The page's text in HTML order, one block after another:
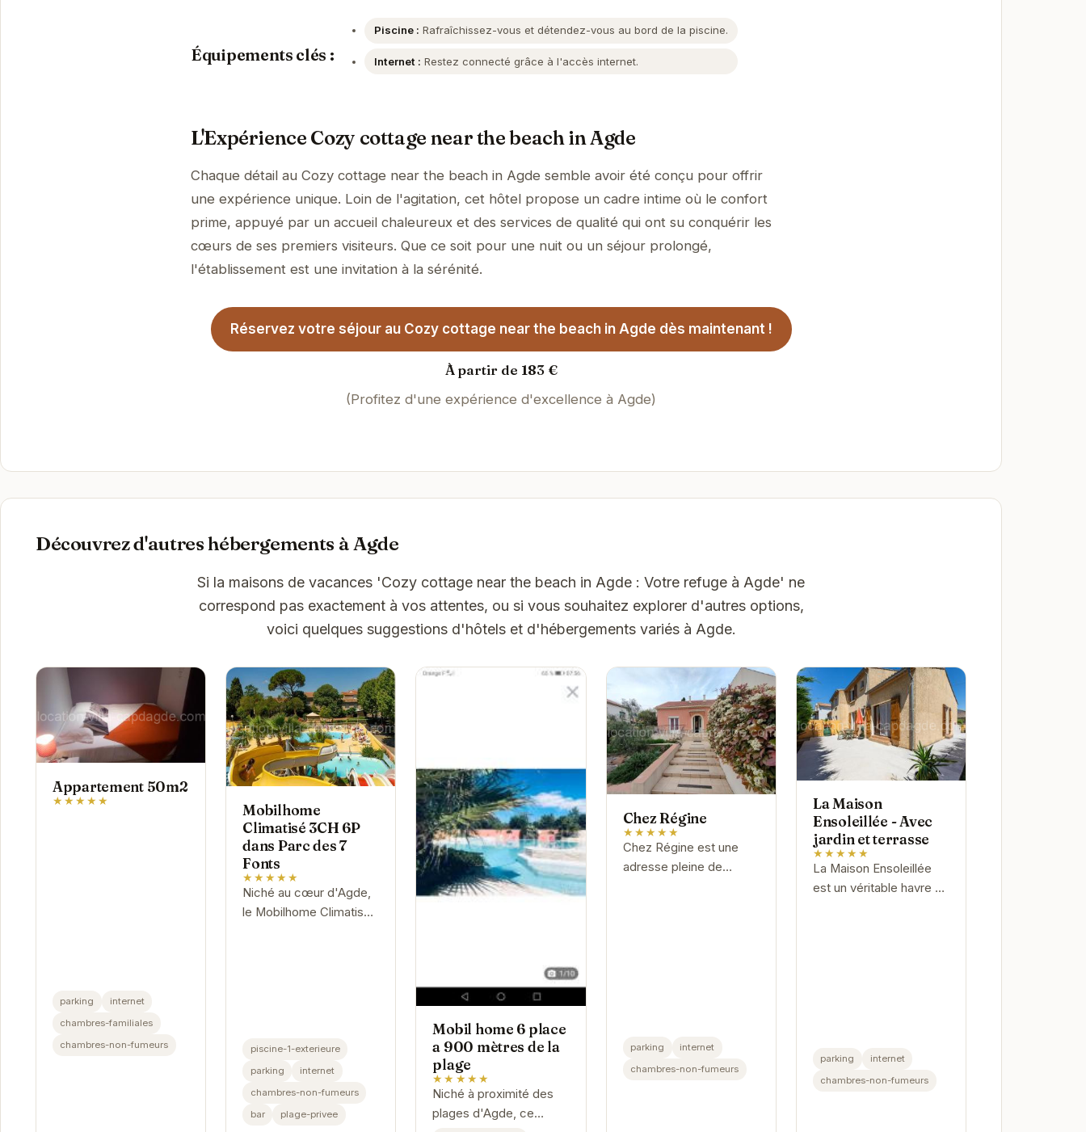
Équipements clés :
Piscine : Rafraîchissez-vous et détendez-vous au bord de la piscine.
Internet : Restez connecté grâce à l'accès internet.
L'Expérience Cozy cottage near the beach in Agde
Chaque détail au Cozy cottage near the beach in Agde semble avoir été conçu pour offrir
une expérience unique. Loin de l'agitation, cet hôtel propose un cadre intime où le confort
prime, appuyé par un accueil chaleureux et des services de qualité qui ont su conquérir les
cœurs de ses premiers visiteurs. Que ce soit pour une nuit ou un séjour prolongé,
l'établissement est une invitation à la sérénité.
Réservez votre séjour au Cozy cottage near the beach in Agde dès maintenant !
À partir de 183 €
(Profitez d'une expérience d'excellence à Agde)
Découvrez d'autres hébergements à Agde
Si la maisons de vacances 'Cozy cottage near the beach in Agde : Votre refuge à Agde' ne
correspond pas exactement à vos attentes, ou si vous souhaitez explorer d'autres options,
voici quelques suggestions d'hôtels et d'hébergements variés à Agde.
Appartement 50m2
★★★★★
parking
internet
chambres-familiales
chambres-non-fumeurs
Mobilhome
Climatisé 3CH 6P
dans Parc des 7
Fonts
★★★★★
Niché au cœur d'Agde,
le Mobilhome Climatisé
piscine-1-exterieure
parking
internet
chambres-non-fumeurs
bar
plage-privee
Mobil home 6 place
a 900 mètres de la
plage
★★★★★
Niché à proximité des
plages d'Agde, ce
Chez Régine
★★★★★
Chez Régine est une
adresse pleine de
parking
internet
chambres-non-fumeurs
La Maison
Ensoleillée - Avec
jardin et terrasse
★★★★★
La Maison Ensoleillée
est un véritable havre de
parking
internet
chambres-non-fumeurs